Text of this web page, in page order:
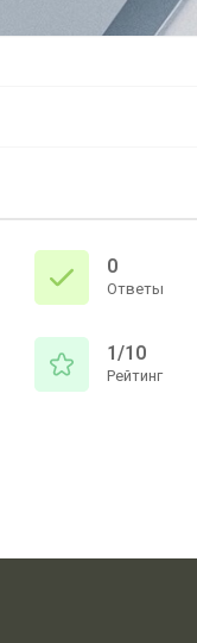
0
Ответы
1/10
Рейтинг